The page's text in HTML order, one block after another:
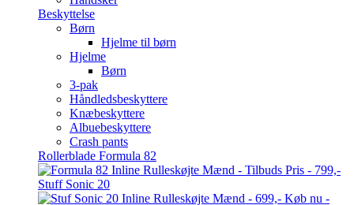
Beskyttelse
Børn
Hjelme til børn
Hjelme
Børn
3-pak
Håndledsbeskyttere
Knæbeskyttere
Albuebeskyttere
Crash pants
Rollerblade Formula 82
Stuff Sonic 20